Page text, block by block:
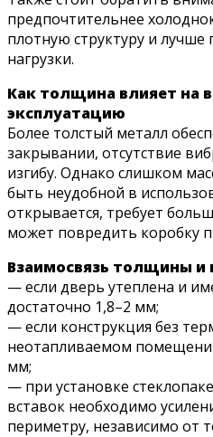
предпочтительнее
плотную структуру и лучше
нагрузки.
Как толщина влияет на
эксплуатацию
Более толстый металл
закрывании, отсутствие
изгибу. Однако слишком
быть неудобной в
открывается, требует
может повредить коробку
Взаимосвязь толщины и
— если дверь утеплена и
достаточно 1,8–2 мм;
— если конструкция без
неотапливаемом
мм;
— при установке
вставок необходимо
периметру, независимо от